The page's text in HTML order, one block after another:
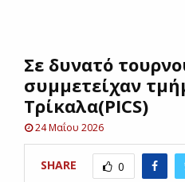
UΣε δυνατό
συμμετείχαν
Τρίκαλα(PICS)
24 Μαΐου 2026
SHARE 0